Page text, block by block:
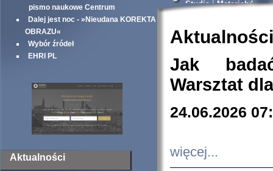
pismo naukowe Centrum
Dalej jest noc - »Nieudana KOREKTA
OBRAZU«
Wybór źródeł
EHRI PL
Aktualności
Studia i Materiały'
Aktualności
Jak
Warsztat
24.06.2026
więcej...